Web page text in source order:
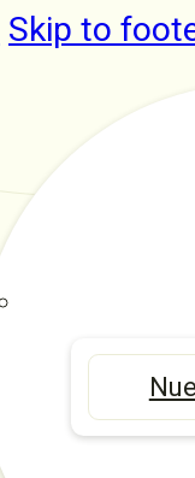
Skip to